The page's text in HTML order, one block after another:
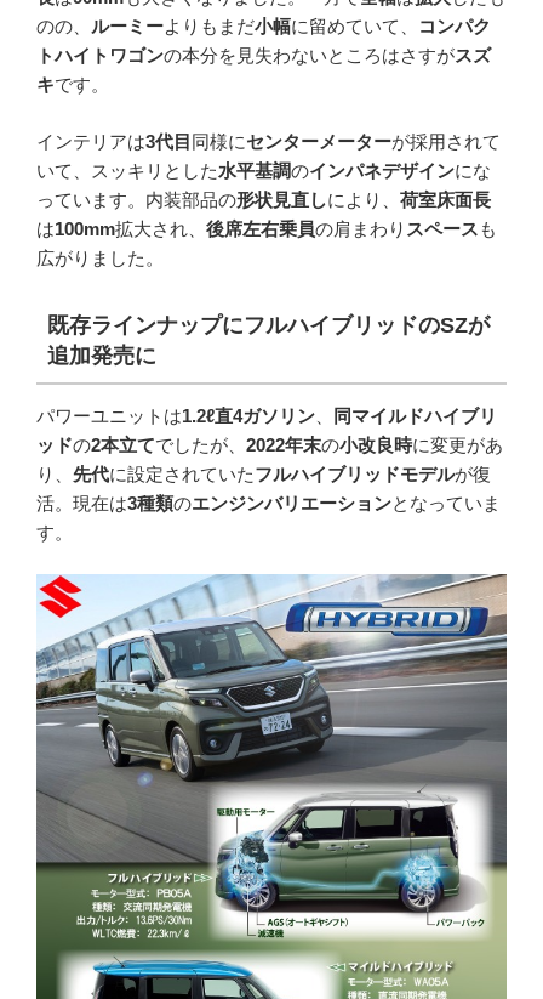
のの、 ルーミーよりもまだ小幅に留めていて、
コンパク
トハイトワゴンの本分を見失わないところはさすがスズ
キです。
インテリアは3代目 同様にセンターメーターが採用されて
いて、スッキリとした水平基調のインパネデザインにな
っています。内装部品の形状見直しにより、 荷室床面長
は100mm拡大され、 後席左右乗員の肩まわり スペース も
広がりました。
既存ラインナップにフルハイブリッドのSZが
追加発売に
パワーユニットは1.2ℓ直4ガソリン
同マイルドハイブリ
ッドの2本立てでしたが、 2022年末の小改良時に変更があ
り、 先代に設定されていたフルハイブリッドモデルが復
活。現在は3種類のエンジンバリエーションとなっていま
す。